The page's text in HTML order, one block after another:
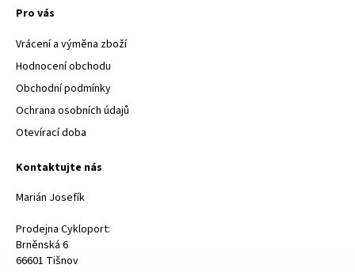
Pro vás
Vrácení a výměna zboží
Hodnocení obchodu
Obchodní podmínky
Ochrana osobních údajů
Otevírací doba
Kontaktujte nás
Marián Josefík
Prodejna Cykloport:
Brněnská 6
66601 Tišnov